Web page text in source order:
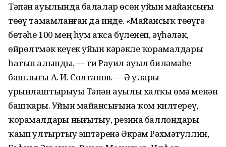
Тәпән ауылында балалар өсөн уйын майҙансығы
төҙөү тамамланған да инде. «Майҙансыҡ төҙөүгә
бөтәһе 100 мең һум аҡса бүленеп, әүһәләк,
өйрөлтмәк кеүек уйын кәрәкле ҡорамалдары
һатып алынды, — ти Рауил ауыл биләмәһе
башлығы А. И. Солтанов. — Ә уларҙы
урынлаштырыуҙы Тәпән ауылы халҡы өмә менән
башҡарҙы. Уйын майҙансығына ҡом килтереү,
ҡорамалдарҙы нығытыу, резина баллондарҙы
ҡаҙып ултыртыу эштәренә Әкрәм Рәхмәтуллин,